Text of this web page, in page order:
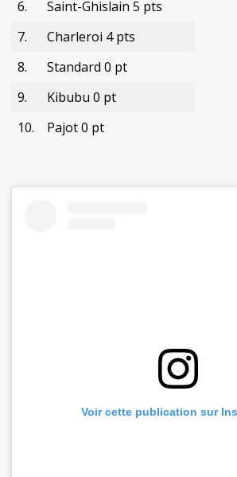
6.
Saint-Ghislain 5 pts
7.
Charleroi 4 pts
8.
Standard 0 pt
9.
Kibubu 0 pt
10.
Pajot 0 pt
Voir cette publication sur